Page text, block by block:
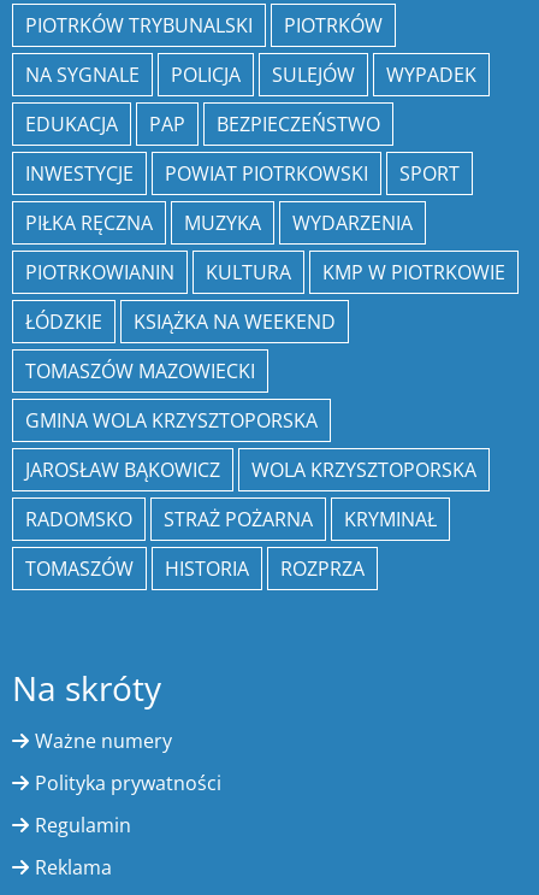
PIOTRKÓW TRYBUNALSKI
PIOTRKÓW
NA SYGNALE
POLICJA SULEJÓW
WYPADEK
EDUKACJA
PAP
BEZPIECZEŃSTWO
INWESTYCJE
POWIAT PIOTRKOWSKI
SPORT
PIŁKA RĘCZNA
MUZYKA
WYDARZENIA
PIOTRKOWIANIN
KULTURA
KMP W PIOTRKOWIE
ŁÓDZKIE
KSIĄŻKA NA WEEKEND
TOMASZÓW MAZOWIECKI
GMINA WOLA KRZYSZTOPORSKA
JAROSŁAW BĄKOWICZ
WOLA KRZYSZTOPORSKA
RADOMSKO
STRAŻ POŻARNA
KRYMINAŁ
TOMASZÓW
HISTORIA ROZPRZA
Na skróty
Ważne numery
Polityka prywatności
Regulamin
Reklama